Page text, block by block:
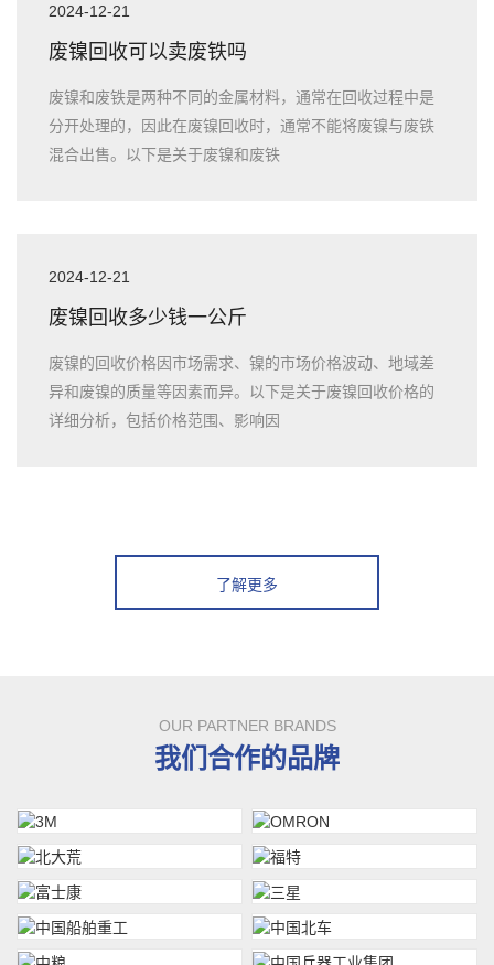
2024-12-21
废镍回收可以卖废铁吗
废镍和废铁是两种不同的金属材料，通常在回收过程中是
分开处理的，因此在废镍回收时，通常不能将废镍与废铁
混合出售。以下是关于废镍和废铁
2024-12-21
废镍回收多少钱一公斤
废镍的回收价格因市场需求、镍的市场价格波动、地域差
异和废镍的质量等因素而异。以下是关于废镍回收价格的
详细分析，包括价格范围、影响因
了解更多
OUR PARTNER BRANDS
我们合作的品牌